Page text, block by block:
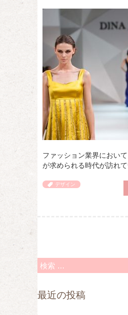
ファッション業界におい
が求められる時代が訪れ
デザイン
検
:最近の投稿